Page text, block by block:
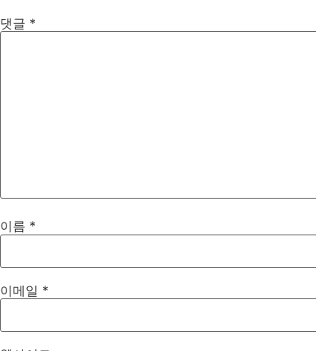
댓글 *
이름 *
이메일 *